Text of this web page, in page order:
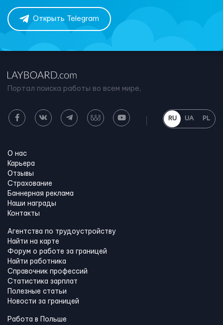
Открыть Telegram
Портал поиска работы во всем мире.
RU UA PL
О нас
Карьера
Отзывы
Страхование
Баннерная реклама
Наши награды
Контакты
Агентства по трудоустройству
Найти на карте
Форум о работе за границей
Найти работника
Справочник профессий
Статистика зарплат
Полезные статьи
Новости за границей
Работа в Польше